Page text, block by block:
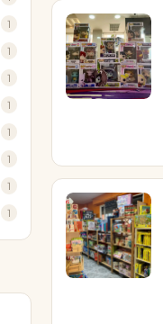
1
1
1
1
1
1
1
1